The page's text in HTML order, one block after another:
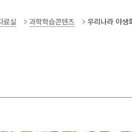
료실 과학학습콘텐츠 우리나라 야생